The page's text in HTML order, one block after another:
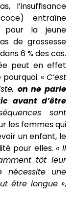
l’insuffisance
entraîne
pour la jeune
de grossesse
6 % des cas.
peut en effet
« C’est
on ne parle
avant d’être
sont
les femmes qui
un enfant, le
pour elles. « Il
tôt leur
nécessite une
être longue »,